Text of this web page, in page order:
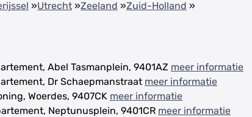
»Utrecht »Zeeland »Zuid-Holland »
Abel Tasmanplein, 9401AZ meer informatie
Dr Schaepmanstraat meer informatie
Woerdes, 9407CK meer informatie
Neptunusplein, 9401CR meer informatie